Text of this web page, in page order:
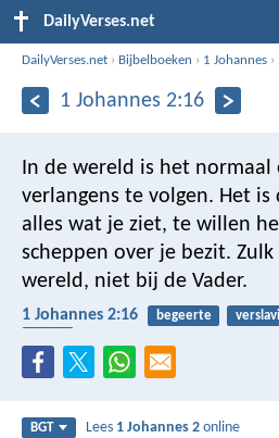
DailyVerses.net
DailyVerses.net › Bijbelboeken › 1 Johannes ›
1 Johannes 2:16
In de wereld is het normaal
verlangens te volgen. Het
alles wat je ziet, te willen
scheppen over je bezit.
wereld, niet bij de Vader.
1 Johannes 2:16 begeerte
BGT Lees 1 Johannes 2 online